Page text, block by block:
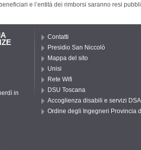
e l’entità dei rimborsi saranno resi
in
Contatti
Presidio San Niccolò
Mappa del sito
Unisi
Rete Wifi
DSU Toscana
Accoglienza disabili e servizi DSA
Ordine degli Ingegneri Provincia